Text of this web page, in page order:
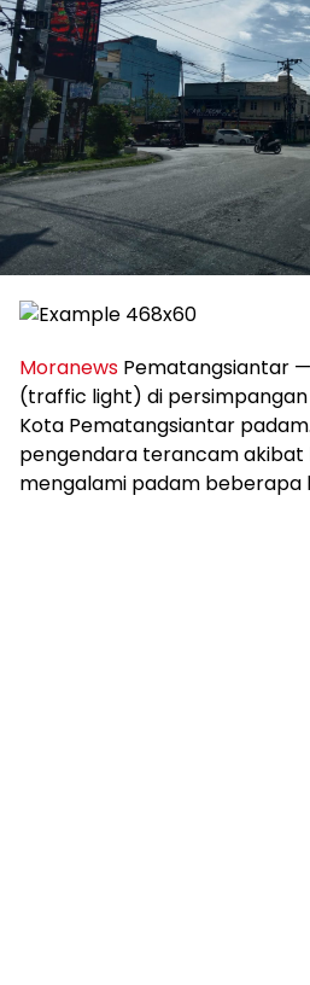
Moranews Pematangsiantar
(traffic light) di persimpangan
Kota Pematangsiantar
pengendara terancam akibat
mengalami padam beberapa